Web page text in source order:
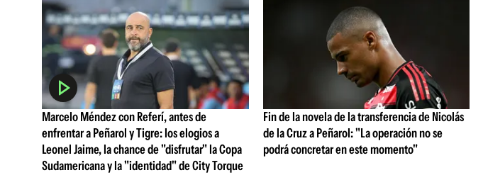
Marcelo Méndez con Referí, antes de
enfrentar a Peñarol y Tigre: los elogios a
Leonel Jaime, la chance de "disfrutar" la Copa
Sudamericana y la "identidad" de City Torque
Fin de la novela de la transferencia de Nicolás
de la Cruz a Peñarol: "La operación no se
podrá concretar en este momento"